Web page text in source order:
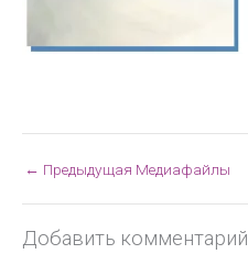
← Предыдущая Медиафайлы
Добавить комментарий